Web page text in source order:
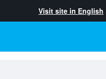
Visit site in English